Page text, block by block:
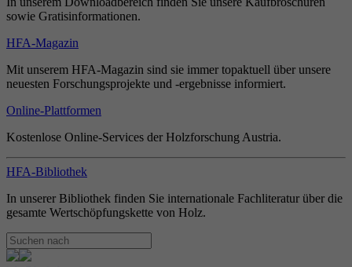
sowie Gratisinformationen.
HFA-Magazin
Mit unserem HFA-Magazin sind sie immer topaktuell über unsere
neuesten Forschungsprojekte und -ergebnisse informiert.
Online-Plattformen
Kostenlose Online-Services der Holzforschung Austria.
HFA-Bibliothek
In unserer Bibliothek finden Sie internationale Fachliteratur über die
gesamte Wertschöpfungskette von Holz.